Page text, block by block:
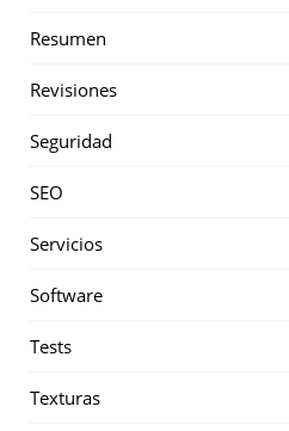
Resumen
Revisiones
Seguridad
SEO
Servicios
Software
Tests
Texturas